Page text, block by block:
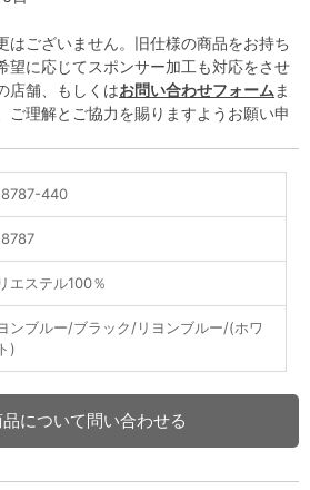
はございません。旧仕様の商品をお持ち
望に応じてスポンサー加工も対応をさせ
店舗、もしくはお問い合わせフォーム ま
ご理解とご協力を賜りますようお願い申
440
エステル100％
ンブルー/ブラック/リヨンブルー/(ホワ
)
品について問い合わせる